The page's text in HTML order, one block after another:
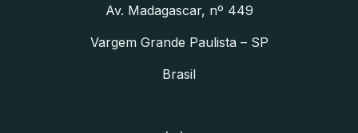
Av. Madagascar, nº 449
Vargem Grande Paulista – SP
Brasil